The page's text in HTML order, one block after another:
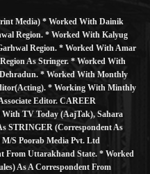
Media) * Worked With Dainik
Region. * Worked With Kalyug
Region. * Worked With Amar
As Stringer. * Worked With
* Worked With Monthly
* Working With Minthly
Editor. CAREER
TV Today (AajTak), Sahara
STRINGER (Correspondent As
S Poorab Media Pvt. Ltd
From Uttarakhand State. * Worked
As A Correspondent From